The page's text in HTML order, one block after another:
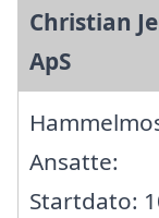
Christian
ApS
Ansatte:
Startdato: